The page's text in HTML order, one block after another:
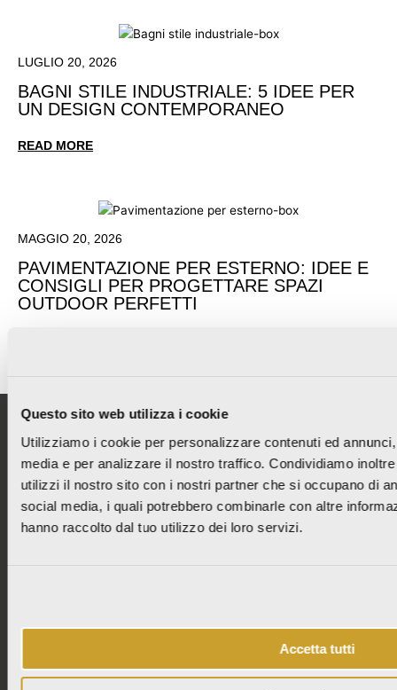
Questo sito web utilizza i cookie
Utilizziamo i cookie per personalizzare contenuti ed
media e per analizzare il nostro traffico. Condividiamo
utilizzi il nostro sito con i nostri partner che si occupano di
social media, i quali potrebbero combinarle con altre
hanno raccolto dal tuo utilizzo dei loro servizi.
Accetta tutti
LUGLIO 20, 2026
BAGNI STILE INDUSTRIALE: 5 IDEE PER
UN DESIGN CONTEMPORANEO
READ MORE
MAGGIO 20, 2026
PAVIMENTAZIONE PER ESTERNO: IDEE E
CONSIGLI PER PROGETTARE SPAZI
OUTDOOR PERFETTI
ITALCER S.p.A. SB – LA FABBRICA AVA
Via Emilia Ponente, 2070 – 48014 Castel Bolognese (RA)
NUOVE COLLEZIONI